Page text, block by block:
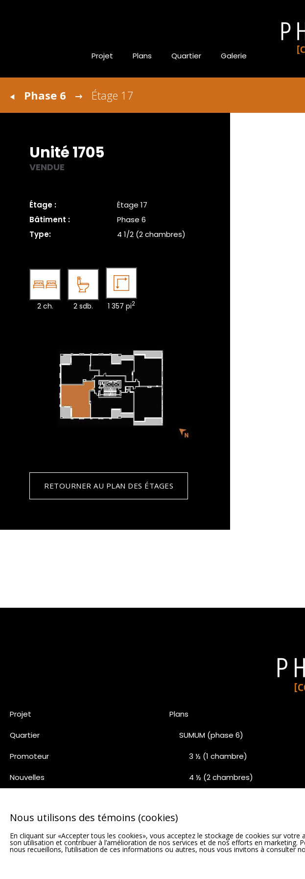
Projet Plans Quartier Galerie
Phase 6 Étage 17
Unité 1705
VENDUE
Étage :
Étage 17
Bâtiment :
Phase 6
Type:
4 1/2 (2 chambres)
2 ch. 2 sdb. 1 357 pi2
RETOURNER AU PLAN DES ÉTAGES
Projet
Quartier
Promoteur
Nouvelles
Plans
SUMUM (phase 6)
3 ½ (1 chambre)
4 ½ (2 chambres)
Phase 5 (100% vendu)
Nous utilisons des témoins (cookies)
En cliquant sur «Accepter tous les cookies», vous acceptez le stockage de cookies sur
son utilisation et contribuer à l’amélioration de nos services et de nos efforts en marketing.
nous recueillons, l’utilisation de ces informations ou autres, nous vous invitons à consulter